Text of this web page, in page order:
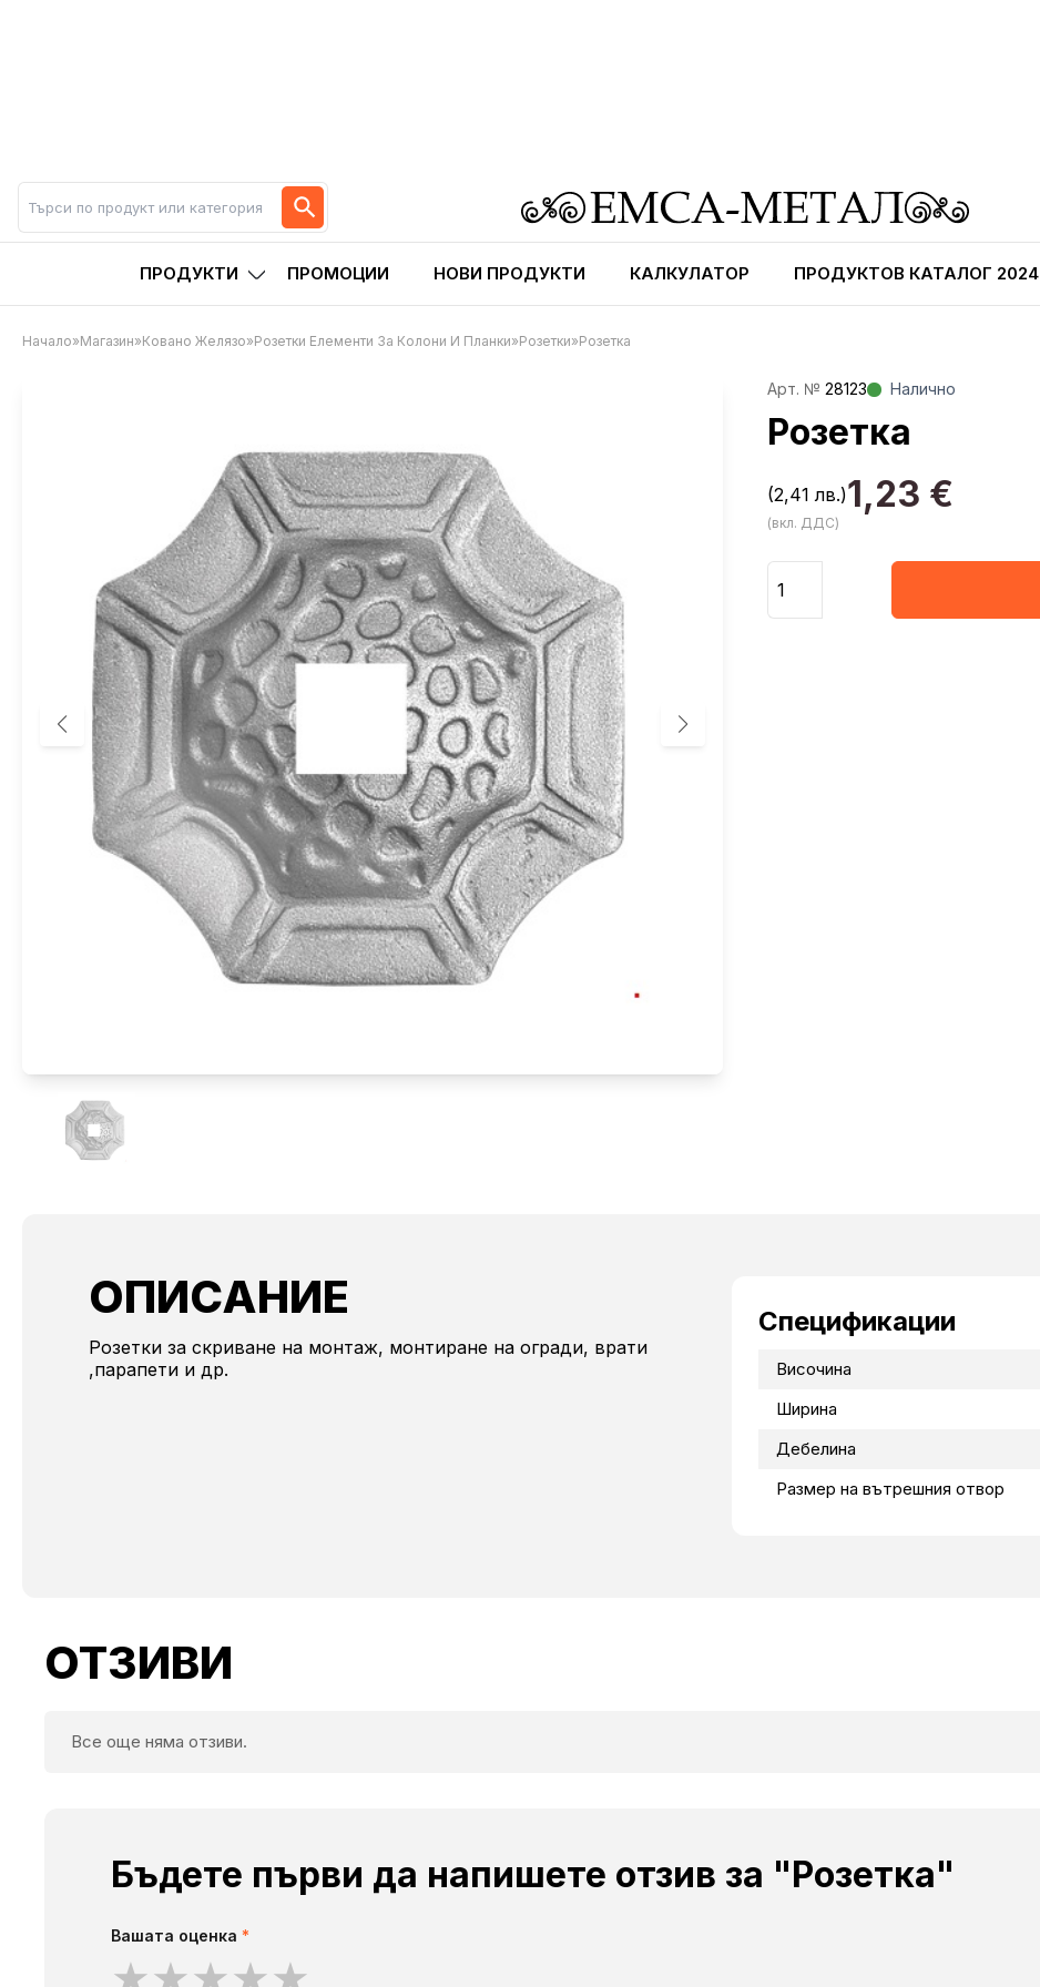
ПРОДУКТИ ПРОМОЦИИ НОВИ ПРОДУКТИ КАЛКУЛАТОР ПРОДУКТОВ КАТАЛОГ 2024
Начало»Магазин»Ковано Желязо»Розетки Елементи За Колони И Планки»Розетки»Розетка
Aрт. № 28123 Налично
Розетка
1,23 €
(2,41 лв.)
(вкл. ДДС)
ОПИСАНИЕ
Розетки за скриване на монтаж, монтиране на огради, врати
,парапети и др.
Спецификации
Височина
Ширина
Дебелина
Размер на вътрешния отвор
ОТЗИВИ
Все още няма отзиви.
Бъдете първи да напишете отзив за "Розетка"
Вашата оценка *